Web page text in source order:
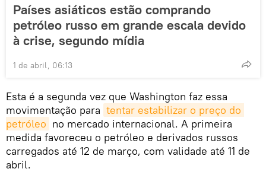
Países asiáticos estão comprando
petróleo russo em grande escala devido
à crise, segundo mídia
1 de abril, 06:13
Esta é a segunda vez que Washington faz essa
movimentação para tentar estabilizar o preço do
petróleo no mercado internacional. A primeira
medida favoreceu o petróleo e derivados russos
carregados até 12 de março, com validade até 11 de
abril.